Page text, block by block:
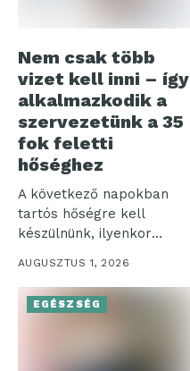
Nem csak több
vizet kell inni – így
alkalmazkodik a
szervezetünk a 35
fok feletti
hőséghez
A következő napokban
tartós hőségre kell
készülnünk, ilyenkor
komfortérzetünk...
AUGUSZTUS 1, 2026
EGÉSZSÉG